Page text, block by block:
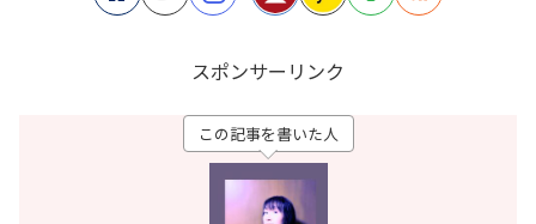
スポンサーリンク
この記事を書いた人